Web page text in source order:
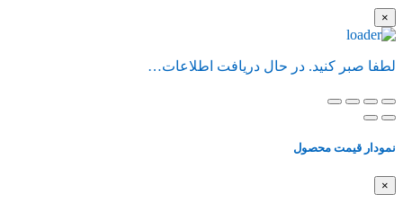
×
لطفا صبر کنید. در حال دریافت اطلاعات…
نمودار قیمت محصول
×